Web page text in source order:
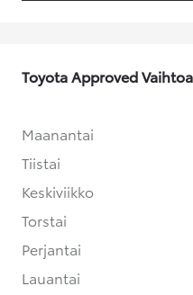
Toyota Approved
Maanantai
Tiistai
Keskiviikko
Torstai
Perjantai
Lauantai